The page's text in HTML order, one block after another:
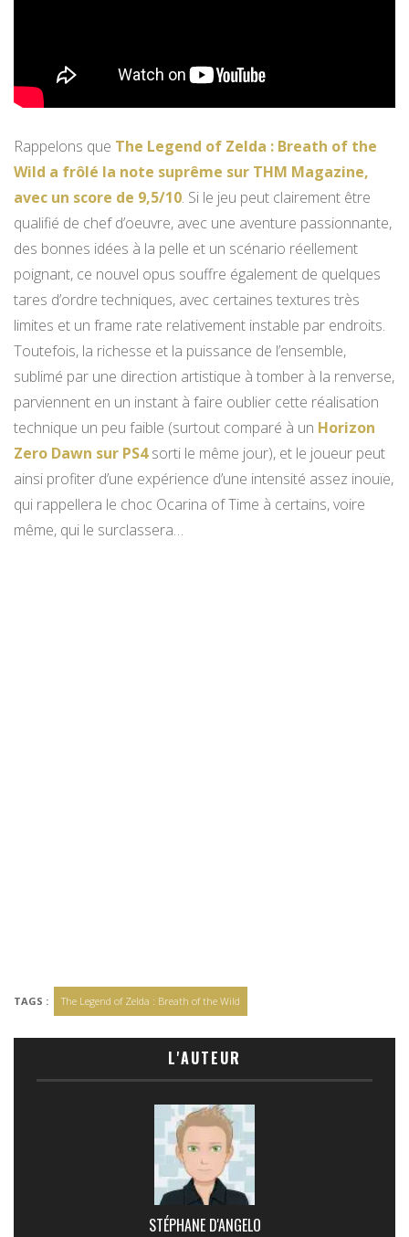
Rappelons que The Legend of Zelda : Breath of the
Wild a frôlé la note suprême sur THM Magazine,
avec un score de 9,5/10. Si le jeu peut clairement être
qualifié de chef d’oeuvre, avec une aventure passionnante,
des bonnes idées à la pelle et un scénario réellement
poignant, ce nouvel opus souffre également de quelques
tares d’ordre techniques, avec certaines textures très
limites et un frame rate relativement instable par endroits.
Toutefois, la richesse et la puissance de l’ensemble,
sublimé par une direction artistique à tomber à la renverse,
parviennent en un instant à faire oublier cette réalisation
technique un peu faible (surtout comparé à un Horizon
Zero Dawn sur PS4sorti le même jour), et le joueur peut
ainsi profiter d’une expérience d’une intensité assez inouïe,
qui rappellera le choc Ocarina of Time à certains, voire
même, qui le surclassera…
TAGS : The Legend of Zelda : Breath of the Wild
L'AUTEUR
STÉPHANE D'ANGELO